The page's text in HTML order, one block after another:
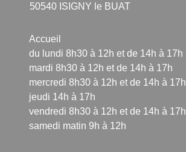
50540 ISIGNY le BUAT
Accueil
du lundi 8h30 à 12h et de 14h à 17h
mardi 8h30 à 12h et de 14h à 17h
mercredi 8h30 à 12h et de 14h à 17h
jeudi 14h à 17h
vendredi 8h30 à 12h et de 14h à 17h
samedi matin 9h à 12h